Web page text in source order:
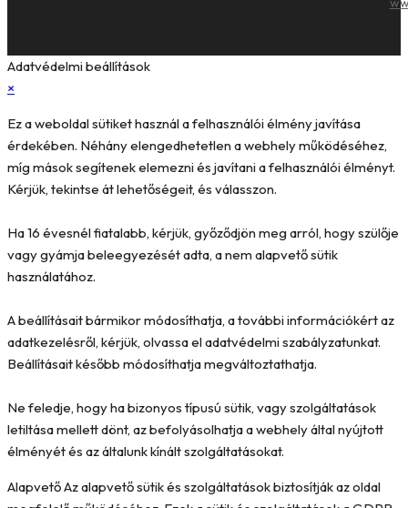
Adatvédelmi beállítások
×
Ez a weboldal sütiket használ a felhasználói élmény javítása
érdekében. Néhány elengedhetetlen a webhely működéséhez,
míg mások segítenek elemezni és javítani a felhasználói élményt.
Kérjük, tekintse át lehetőségeit, és válasszon.
Ha 16 évesnél fiatalabb, kérjük, győződjön meg arról, hogy szülője
vagy gyámja beleegyezését adta, a nem alapvető sütik
használatához.
A beállításait bármikor módosíthatja, a további információkért az
adatkezelésről, kérjük, olvassa el adatvédelmi szabályzatunkat.
Beállításait később módosíthatja megváltoztathatja.
Ne feledje, hogy ha bizonyos típusú sütik, vagy szolgáltatások
letiltása mellett dönt, az befolyásolhatja a webhely által nyújtott
élményét és az általunk kínált szolgáltatásokat.
AlapvetőAz alapvető sütik és szolgáltatások biztosítják az oldal